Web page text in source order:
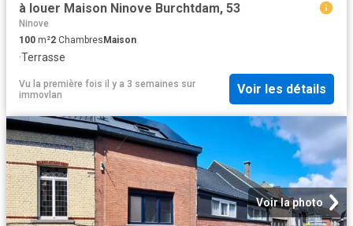
à louer Maison Ninove Burchtdam, 53
Ninove
100 m²2 ChambresMaison
·Terrasse
Vu la première fois il y a 3 semaines sur
immovlan
Voir les détails
Voir la photo